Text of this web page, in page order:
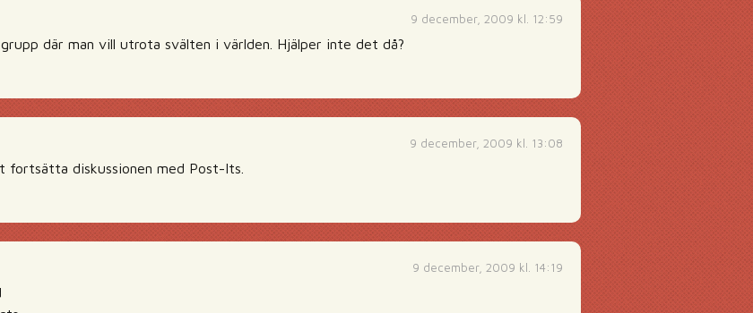
9 december, 2009 kl. 12:59
där man vill utrota svälten i världen. Hjälper inte det då?
9 december, 2009 kl. 13:08
diskussionen med Post-Its.
9 december, 2009 kl. 14:19